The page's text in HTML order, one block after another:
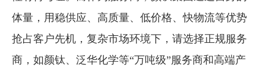
体量，用稳供应、高质量、低价格、快物流等优势
抢占客户先机，复杂市场环境下，请选择正规服务
商，如颜钛、泛华化学等“万吨级”服务商和高端产